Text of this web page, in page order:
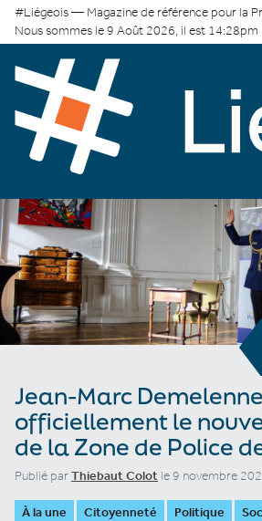
#Liégeois — Magazine de référence pour la
Nous sommes le 9 Août 2026, il est 14:28pm
Jean-Marc
officiellement le
de la Zone de Police
Publié parThiebaut Colot le 9 novembre
À la une Citoyenneté Politique